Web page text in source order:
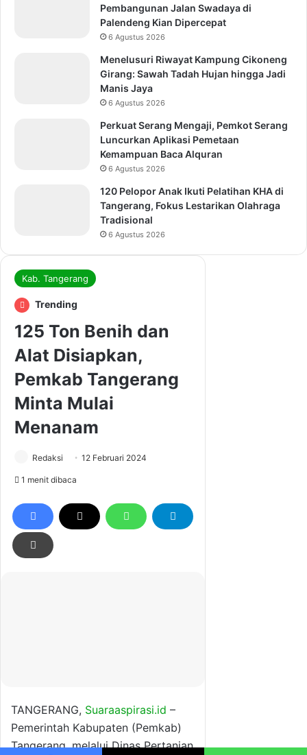
Pembangunan Jalan Swadaya di
Palendeng Kian Dipercepat
6 Agustus 2026
Menelusuri Riwayat Kampung Cikoneng
Girang: Sawah Tadah Hujan hingga Jadi
Manis Jaya
6 Agustus 2026
Perkuat Serang Mengaji, Pemkot Serang
Luncurkan Aplikasi Pemetaan
Kemampuan Baca Alquran
6 Agustus 2026
120 Pelopor Anak Ikuti Pelatihan KHA di
Tangerang, Fokus Lestarikan Olahraga
Tradisional
6 Agustus 2026